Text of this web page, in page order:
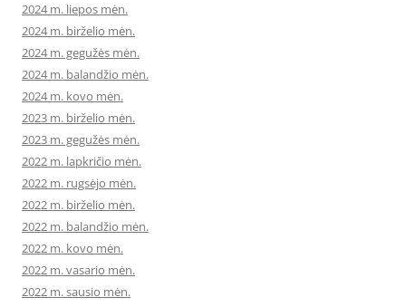
2024 m. liepos mėn.
2024 m. birželio mėn.
2024 m. gegužės mėn.
2024 m. balandžio mėn.
2024 m. kovo mėn.
2023 m. birželio mėn.
2023 m. gegužės mėn.
2022 m. lapkričio mėn.
2022 m. rugsėjo mėn.
2022 m. birželio mėn.
2022 m. balandžio mėn.
2022 m. kovo mėn.
2022 m. vasario mėn.
2022 m. sausio mėn.